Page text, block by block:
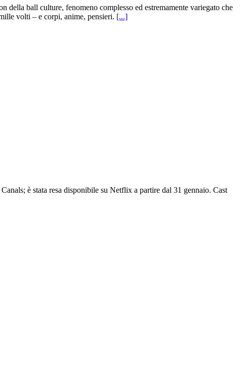
ball culture, fenomeno complesso ed estremamente variegato che
volti – e corpi, anime, pensieri. [...]
è stata resa disponibile su Netflix a partire dal 31 gennaio. Cast